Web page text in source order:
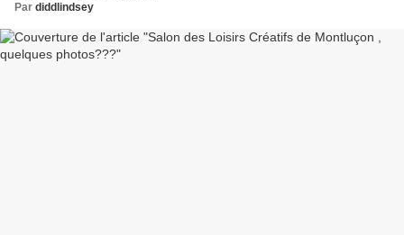
Par diddlindsey